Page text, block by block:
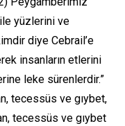
ile yüzlerini ve
diye Cebrail’e
insanların etlerini
leke sürenlerdir.”
tecessüs ve gıybet,
tecessüs ve gıybet